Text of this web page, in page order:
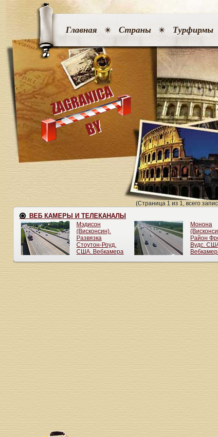
Главная Страны Турфирмы
(Страница 1 из 1, всего